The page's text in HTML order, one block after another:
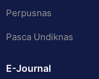
Perpusnas
Pasca Undiknas
E-Journal